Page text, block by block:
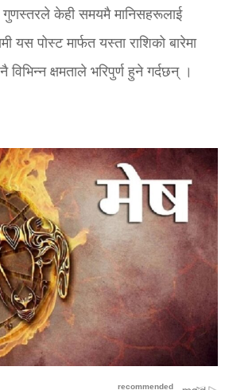
केही समयमै मानिसहरूलाई
यस पोस्ट मार्फत यस्ता राशिको बारेमा
क्षमताले भरिपुर्ण हुने गर्दछन् ।